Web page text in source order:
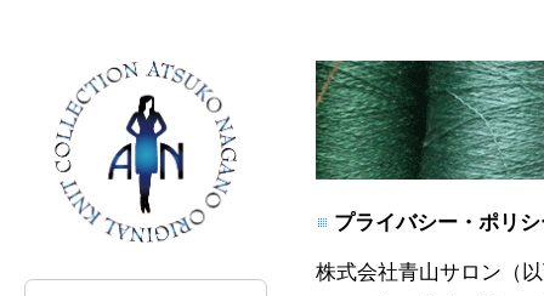
プライバシー・ポリ
株式会社青山サロン（